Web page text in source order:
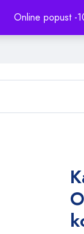
Online popust -